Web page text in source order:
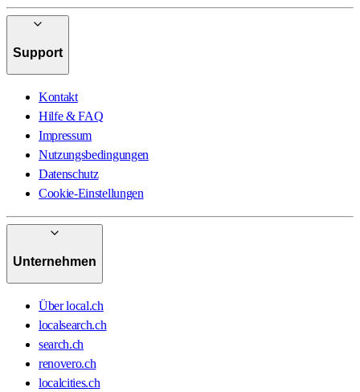
Support
Kontakt
Hilfe & FAQ
Impressum
Nutzungsbedingungen
Datenschutz
Cookie-Einstellungen
Unternehmen
Über local.ch
localsearch.ch
search.ch
renovero.ch
localcities.ch